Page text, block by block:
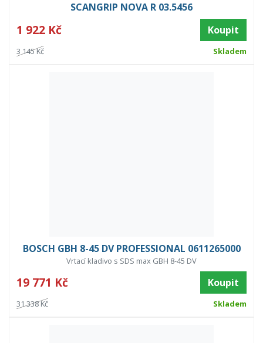
SCANGRIP NOVA R 03.5456
1 922 Kč Koupit
3 145 Kč Skladem
BOSCH GBH 8-45 DV PROFESSIONAL 0611265000
Vrtací kladivo s SDS max GBH 8-45 DV
19 771 Kč Koupit
31 338 Kč Skladem